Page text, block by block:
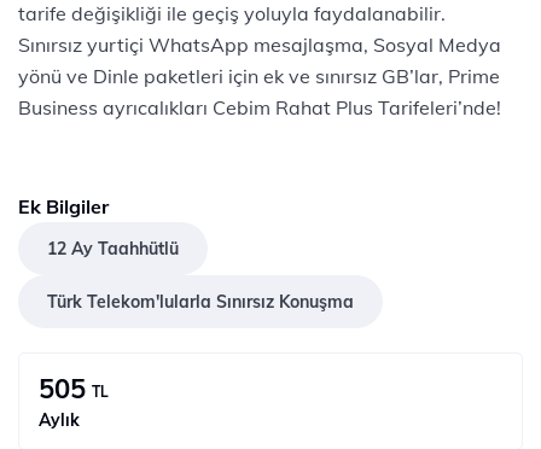
tarife değişikliği ile geçiş yoluyla faydalanabilir.
Sınırsız yurtiçi WhatsApp mesajlaşma, Sosyal Medya
yönü ve Dinle paketleri için ek ve sınırsız GB’lar, Prime
Business ayrıcalıkları Cebim Rahat Plus Tarifeleri’nde!
Ek Bilgiler
12 Ay Taahhütlü
Türk Telekom'lularla Sınırsız Konuşma
505 TL
Aylık